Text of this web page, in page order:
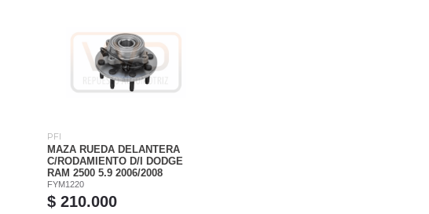
PFI
MAZA RUEDA DELANTERA
C/RODAMIENTO D/I DODGE
RAM 2500 5.9 2006/2008
FYM1220
$ 210.000